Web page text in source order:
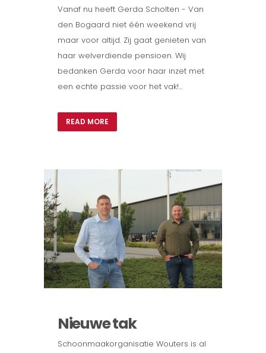
Vanaf nu heeft Gerda Scholten - Van
den Bogaard niet één weekend vrij
maar voor altijd. Zij gaat genieten van
haar welverdiende pensioen. Wij
bedanken Gerda voor haar inzet met
een echte passie voor het vak!...
READ MORE
Nieuwe tak
Schoonmaakorganisatie Wouters is al